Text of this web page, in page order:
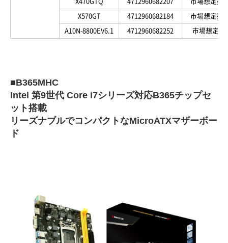
X470GTQ 4712960682207 市場想定売
X570GT 4712960682184 市場想定売
A10N-8800EV6.1 4712960682252 市場想定売
■B365MHC
Intel 第9世代 Core i7シリーズ対応B365チップセ
ット搭載
リーズナブルでコンパクトなMicroATXマザーボー
ド